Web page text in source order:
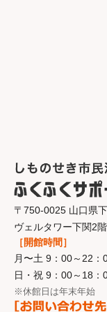
〒750-0025 山口県
ヴェルタワー下関2階
［開館時間］
月〜土 9：00～22：
日・祝 9：00～18：
※休館日は年末年始